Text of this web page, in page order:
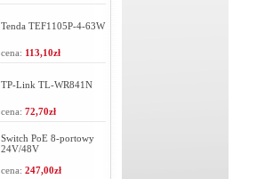
Tenda TEF1105P-4-63W
cena: 113,10zł
TP-Link TL-WR841N
cena: 72,70zł
Switch PoE 8-portowy
24V/48V
cena: 247,00zł